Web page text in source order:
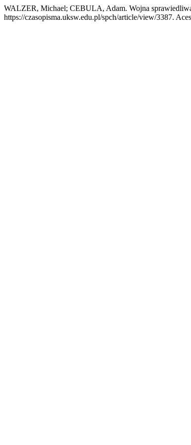
WALZER, Michael; CEBULA, Adam. Wojna
https://czasopisma.uksw.edu.pl/spch/article/view/3387.